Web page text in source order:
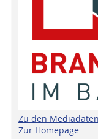
Zu den Mediadaten
Zur Homepage